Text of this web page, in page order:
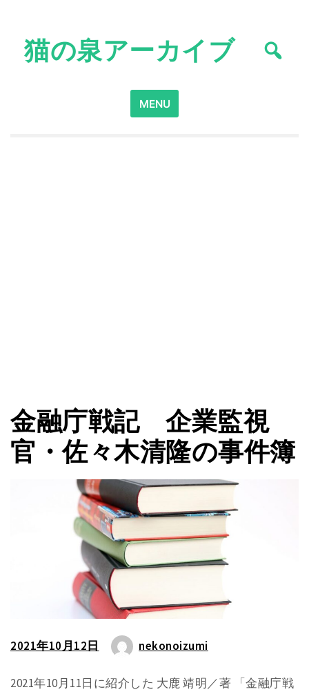
content猫の泉アーカイブ
Search
for:
MENU
金融庁戦記 企業監視
官・佐々木清隆の事件簿
2021年10月12日 nekonoizumi
2021年10月11日に紹介した 大鹿 靖明／著 「金融庁戦